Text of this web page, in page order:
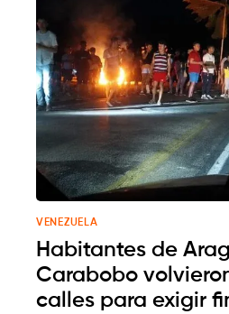
VENEZUELA
Habitantes de
Carabobo
calles para exigir